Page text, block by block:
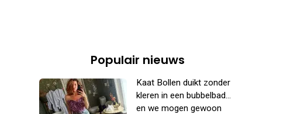
Populair nieuws
Kaat Bollen duikt zonder
kleren in een bubbelbad...
en we mogen gewoon